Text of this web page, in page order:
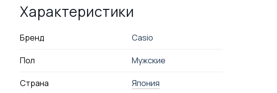
Характеристики
Бренд Casio
Пол Мужские
Страна Япония